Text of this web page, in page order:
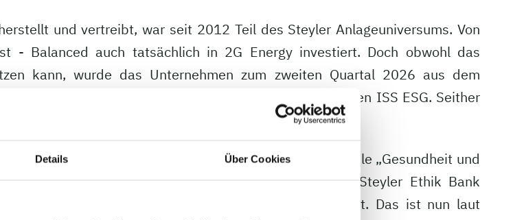
Details Über Cookies
und vertreibt, war seit 2012 Teil des Steyler Anlageuniversums. Von
Balanced auch tatsächlich in 2G Energy investiert. Doch obwohl das
kann, wurde das Unternehmen zum zweiten Quartal 2026 aus dem
des Unternehmens durch das Ratingunternehmen ISS ESG. Seither
Nachhaltigkeitsziele aus. Konkret geht es um die Ziele „Gesundheit und
sowie „Nachhaltige/r Konsum und Produktion“. Die Steyler Ethik Bank
neutral auf die UN-Nachhaltigkeitsziele wirkt. Das ist nun laut